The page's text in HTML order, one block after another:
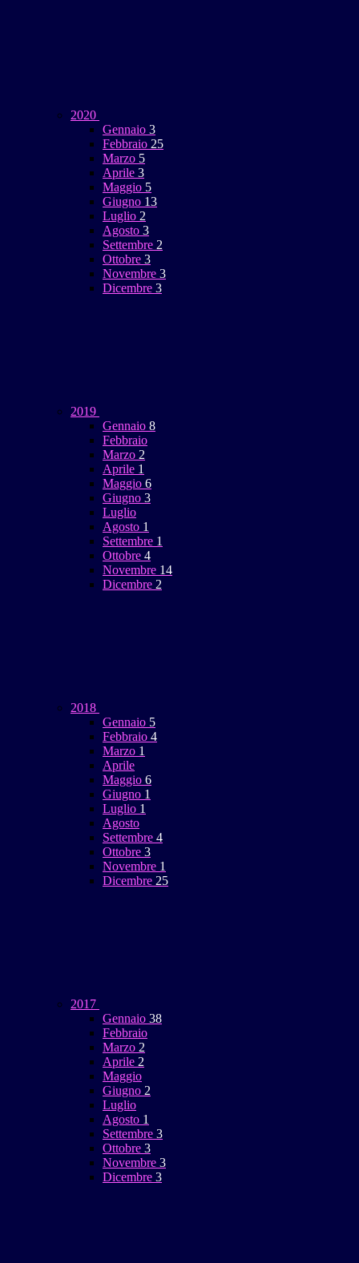
2020
Gennaio 3
Febbraio 25
Marzo 5
Aprile 3
Maggio 5
Giugno 13
Luglio 2
Agosto 3
Settembre 2
Ottobre 3
Novembre 3
Dicembre 3
2019
Gennaio 8
Febbraio
Marzo 2
Aprile 1
Maggio 6
Giugno 3
Luglio
Agosto 1
Settembre 1
Ottobre 4
Novembre 14
Dicembre 2
2018
Gennaio 5
Febbraio 4
Marzo 1
Aprile
Maggio 6
Giugno 1
Luglio 1
Agosto
Settembre 4
Ottobre 3
Novembre 1
Dicembre 25
2017
Gennaio 38
Febbraio
Marzo 2
Aprile 2
Maggio
Giugno 2
Luglio
Agosto 1
Settembre 3
Ottobre 3
Novembre 3
Dicembre 3